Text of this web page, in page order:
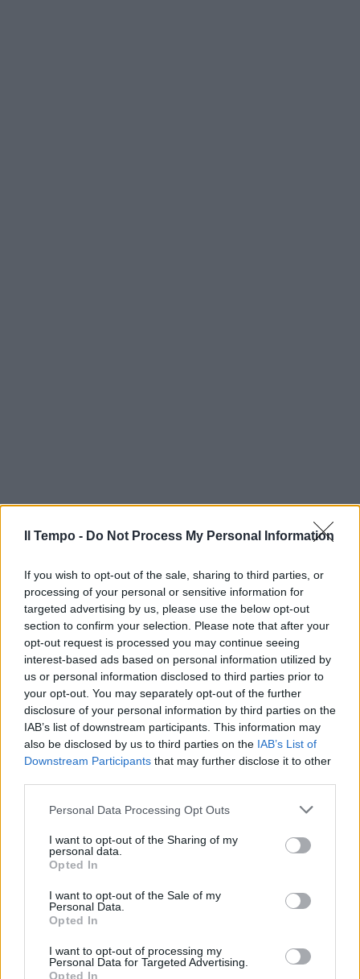
Il Tempo - Do Not Process My Personal Information
If you wish to opt-out of the sale, sharing to third parties, or
processing of your personal or sensitive information for
targeted advertising by us, please use the below opt-out
section to confirm your selection. Please note that after your
opt-out request is processed you may continue seeing
interest-based ads based on personal information utilized by
us or personal information disclosed to third parties prior to
your opt-out. You may separately opt-out of the further
disclosure of your personal information by third parties on the
IAB’s list of downstream participants. This information may
also be disclosed by us to third parties on the IAB’s List of
Downstream Participants that may further disclose it to other
Personal Data Processing Opt Outs
I want to opt-out of the Sharing of my
personal data.
Opted In
I want to opt-out of the Sale of my
Personal Data.
Opted In
I want to opt-out of processing my
Personal Data for Targeted Advertising.
Opted In